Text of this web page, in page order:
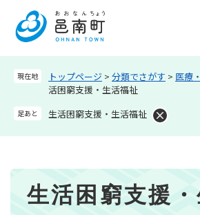
メニューを飛ばして本文
現在地 トップページ > 分類でさがす > 医療
活困窮支援・生活福祉
足あと 生活困窮支援・生活福祉
生活困窮支援